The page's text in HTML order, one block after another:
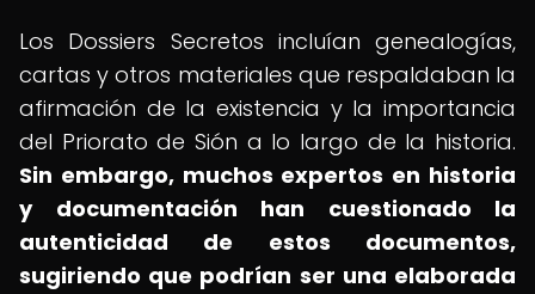
Los Dossiers Secretos incluían genealogías,
cartas y otros materiales que respaldaban la
afirmación de la existencia y la importancia
del Priorato de Sión a lo largo de la historia.
Sin embargo, muchos expertos en historia
y documentación han cuestionado la
autenticidad de estos documentos,
sugiriendo que podrían ser una elaborada